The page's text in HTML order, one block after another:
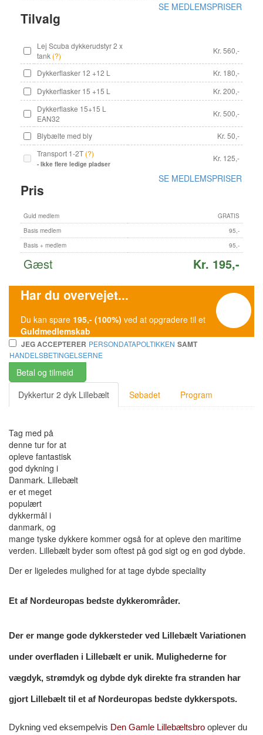
Tilvalg
SE MEDLEMSPRISER
Lej Scuba dykkerudstyr 2 x
tank (?)
Kr. 560,-
Dykkerflasker 12 +12 L
Kr. 180,-
Dykkerflasker 15 +15 L
Kr. 200,-
Dykkerflaske 15+15 L
EAN32
Kr. 500,-
Blybælte med bly
Kr. 50,-
Transport 1-2T (?)
- Ikke flere ledige pladser
Kr. 125,-
Pris
SE MEDLEMSPRISER
Guld medlem
GRATIS
Basis medlem
95,-
Basis + medlem
95,-
Gæst Kr. 195,-
Har du overvejet...
Du kan spare 195,- (100%) ved at opgradere til et
Guldmedlemskab
JEG ACCEPTERER PERSONDATAPOLTIKKEN SAMT
HANDELSBETINGELSERNE
Betal og tilmeld
Dykkertur 2 dyk Lillebælt
Søbadet Program
Tag med på
denne tur for at
opleve fantastisk
god dykning i
Danmark. Lillebælt
er et meget
populært
dykkermål i
danmark, og
mange tyske dykkere kommer også for at opleve den maritime
verden. Lillebælt byder som oftest på god sigt og en god dybde.
Der er ligeledes mulighed for at tage dybde speciality
Et af Nordeuropas bedste dykkerområder.
Der er mange gode dykkersteder ved Lillebælt Variationen
under overfladen i Lillebælt er unik. Mulighederne for
vægdyk, strømdyk og dybde dyk direkte fra stranden har
gjort Lillebælt til et af Nordeuropas bedste dykkerspots.
Dykning ved eksempelvis Den Gamle Lillebæltsbro oplever du